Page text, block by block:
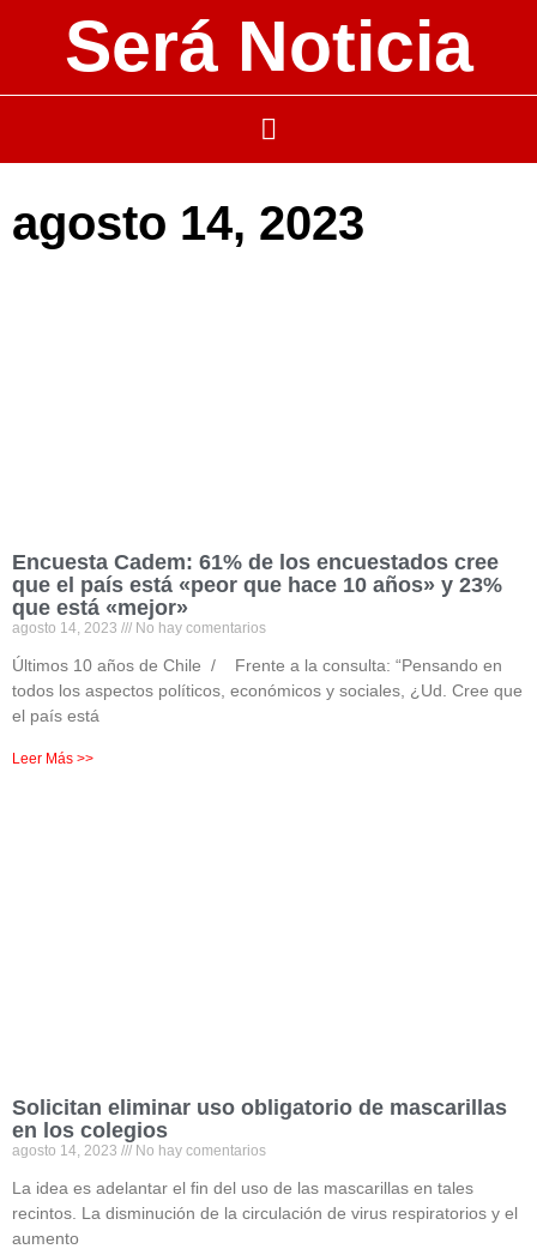
Será Noticia
agosto 14, 2023
Encuesta Cadem: 61% de los encuestados cree
que el país está «peor que hace 10 años» y 23%
que está «mejor»
agosto 14, 2023 No hay comentarios
Últimos 10 años de Chile / Frente a la consulta: “Pensando en
todos los aspectos políticos, económicos y sociales, ¿Ud. Cree que
el país está
Leer Más >>
Solicitan eliminar uso obligatorio de mascarillas
en los colegios
agosto 14, 2023 No hay comentarios
La idea es adelantar el fin del uso de las mascarillas en tales
recintos. La disminución de la circulación de virus respiratorios y el
aumento